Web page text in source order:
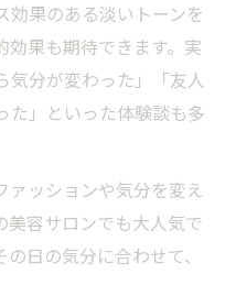
効果のある淡いトーンを
果も期待できます。実
気分が変わった」「友人
た」といった体験談も多
ァッションや気分を変え
美容サロンでも大人気で
日の気分に合わせて、